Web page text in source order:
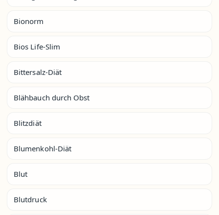
Bionorm
Bios Life-Slim
Bittersalz-Diät
Blähbauch durch Obst
Blitzdiät
Blumenkohl-Diät
Blut
Blutdruck